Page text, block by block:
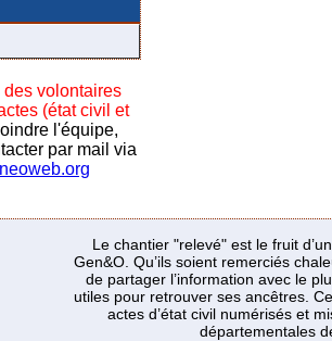
des volontaires
(état civil et
l'équipe,
par mail via
Le chantier "relevé" est le fruit
Gen&O. Qu’ils soient remerciés
de partager l’information avec le
utiles pour retrouver ses ancêtres.
actes d’état civil numérisés et
départementales